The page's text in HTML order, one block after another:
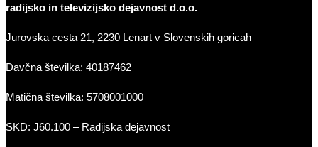
radijsko in televizijsko dejavnost d.o.o.
Jurovska cesta 21, 2230 Lenart v Slovenskih goricah
Davčna številka: 40187462
Matična številka: 5708001000
SKD: J60.100 – Radijska dejavnost